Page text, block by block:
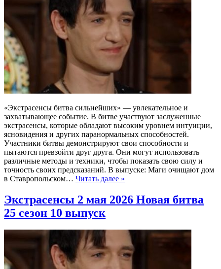
«Экстрасенсы битва сильнейших» — увлекательное и
захватывающее событие. В битве участвуют заслуженные
экстрасенсы, которые обладают высоким уровнем интуиции,
ясновидения и других паранормальных способностей.
Участники битвы демонстрируют свои способности и
пытаются превзойти друг друга. Они могут использовать
различные методы и техники, чтобы показать свою силу и
точность своих предсказаний. В выпуске: Маги очищают дом
в Ставропольском… Читать далее »
Экстрасенсы 2 мая 2026 Новая битва
25 сезон 10 выпуск